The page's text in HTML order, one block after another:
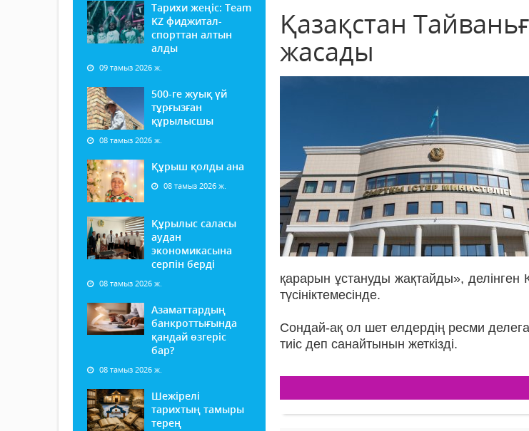
Тарихи жеңіс: Team
KZ фиджитал-
спорттан алтын
алды
09 тамыз 2026 ж.
500-ге жуық үй
тұрғызған
құрылысшы
08 тамыз 2026 ж.
Құрыш қолды ана
08 тамыз 2026 ж.
Құрылыс саласы
аудан
экономикасына
серпін берді
08 тамыз 2026 ж.
Азаматтардың
банкроттығында
қандай өзгеріс
бар?
08 тамыз 2026 ж.
Шежірелі
тарихтың тамыры
терең
Қазақстан
жасады
қарарын ұстануды жақтайды»,
түсініктемесінде.
Сондай-ақ ол шет елдердің ресми
тиіс деп санайтынын жеткізді.